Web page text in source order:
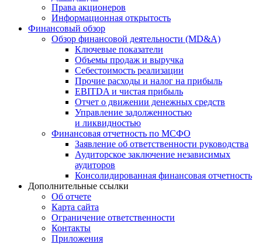
Права акционеров
Информационная открытость
Финансовый обзор
Обзор финансовой деятельности (MD&A)
Ключевые показатели
Объемы продаж и выручка
Себестоимость реализации
Прочие расходы и налог на прибыль
EBITDA и чистая прибыль
Отчет о движении денежных средств
Управление задолженностью
и ликвидностью
Финансовая отчетность по МСФО
Заявление об ответственности руководства
Аудиторское заключение независимых
аудиторов
Консолидированная финансовая отчетность
Дополнительные ссылки
Об отчете
Карта сайта
Ограничение ответственности
Контакты
Приложения